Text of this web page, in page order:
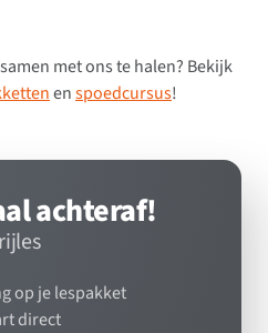
met ons te halen? Bekijk
enspoedcursus!
achteraf!
op je lespakket
direct